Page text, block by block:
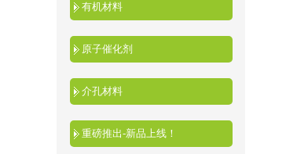
有机材料
原子催化剂
介孔材料
重磅推出-新品上线！